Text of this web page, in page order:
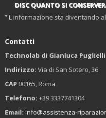
DISC QUANTO SI
” L informazione sta diventando
Contatti
Technolab di Gianluca Puglielli
Indirizzo: Via di San Sotero, 36
CAP 00165, Roma
Telefono: +39 3337741304
Email: info@assistenza-